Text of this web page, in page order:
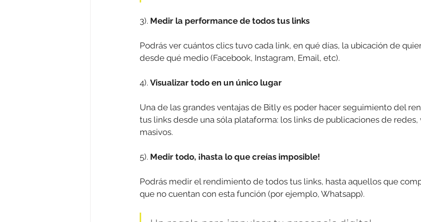
3). Medir la performance de todos tus links
Podrás ver cuántos clics tuvo cada link, en qué días, la ubicación de
desde qué medio (Facebook, Instagram, Email, etc).
4). Visualizar todo en un único lugar
Una de las grandes ventajas de Bitly es poder hacer seguimiento del
tus links desde una sóla plataforma: los links de publicaciones de redes,
masivos.
5). Medir todo, ¡hasta lo que creías imposible!
Podrás medir el rendimiento de todos tus links, hasta aquellos que
que no cuentan con esta función (por ejemplo, Whatsapp).